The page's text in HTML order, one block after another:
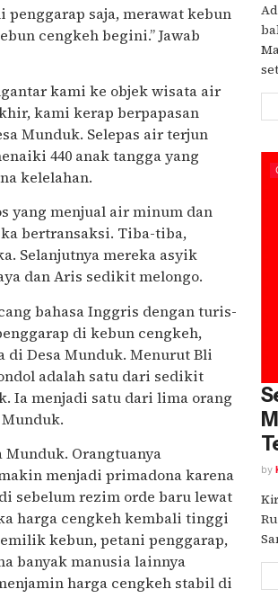
penggarap saja, merawat kebun
cengkeh begini.” Jawab
kami ke objek wisata air
kami kerap berpapasan
Munduk. Selepas air terjun
440 anak tangga yang
kelelahan.
yang menjual air minum dan
bertransaksi. Tiba-tiba,
Selanjutnya mereka asyik
dan Aris sedikit melongo.
bahasa Inggris dengan turis-
di kebun cengkeh,
di Desa Munduk. Menurut Bli
adalah satu dari sedikit
Ia menjadi satu dari lima orang
Munduk. Orangtuanya
menjadi primadona karena
sebelum rezim orde baru lewat
harga cengkeh kembali tinggi
kebun, petani penggarap,
banyak manusia lainnya
harga cengkeh stabil di
by